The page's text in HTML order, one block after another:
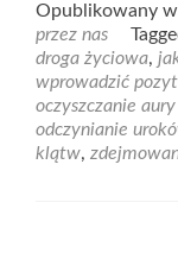
Opublikowany w
przez nas
droga życiowa,
wprowadzić
oczyszczanie
odczynianie
klątw,